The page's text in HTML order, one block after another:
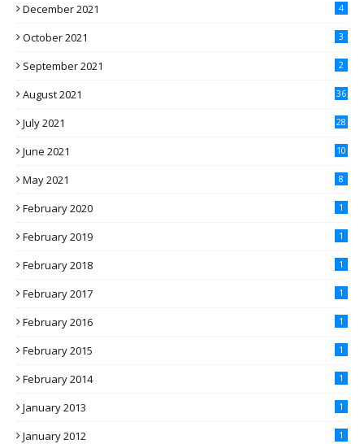
December 2021 4
October 2021 3
September 2021 2
August 2021 36
July 2021 28
June 2021 10
May 2021 8
February 2020 1
February 2019 1
February 2018 1
February 2017 1
February 2016 1
February 2015 1
February 2014 1
January 2013 1
January 2012 1